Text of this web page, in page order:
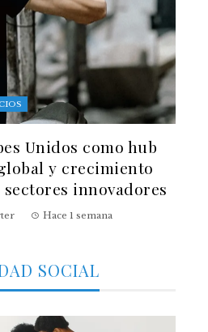
Unidos como hub
y crecimiento
innovadores
Hace 1 semana
SOCIAL